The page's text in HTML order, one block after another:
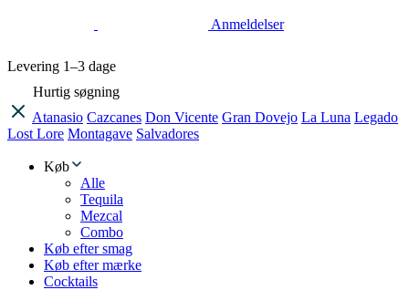
Anmeldelser
Levering 1–3 dage
Hurtig søgning
Atanasio Cazcanes Don Vicente Gran Dovejo La Luna Legado
Lost Lore Montagave Salvadores
Køb
Alle
Tequila
Mezcal
Combo
Køb efter smag
Køb efter mærke
Cocktails